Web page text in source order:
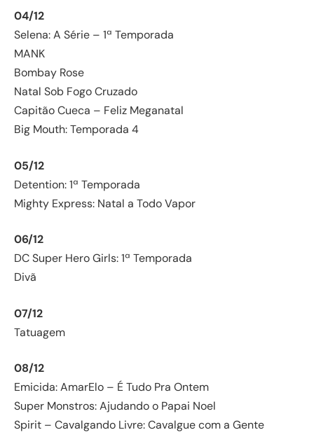
04/12
Selena: A Série – 1ª Temporada
MANK
Bombay Rose
Natal Sob Fogo Cruzado
Capitão Cueca – Feliz Meganatal
Big Mouth: Temporada 4
05/12
Detention: 1ª Temporada
Mighty Express: Natal a Todo Vapor
06/12
DC Super Hero Girls: 1ª Temporada
Divã
07/12
Tatuagem
08/12
Emicida: AmarElo – É Tudo Pra Ontem
Super Monstros: Ajudando o Papai Noel
Spirit – Cavalgando Livre: Cavalgue com a Gente